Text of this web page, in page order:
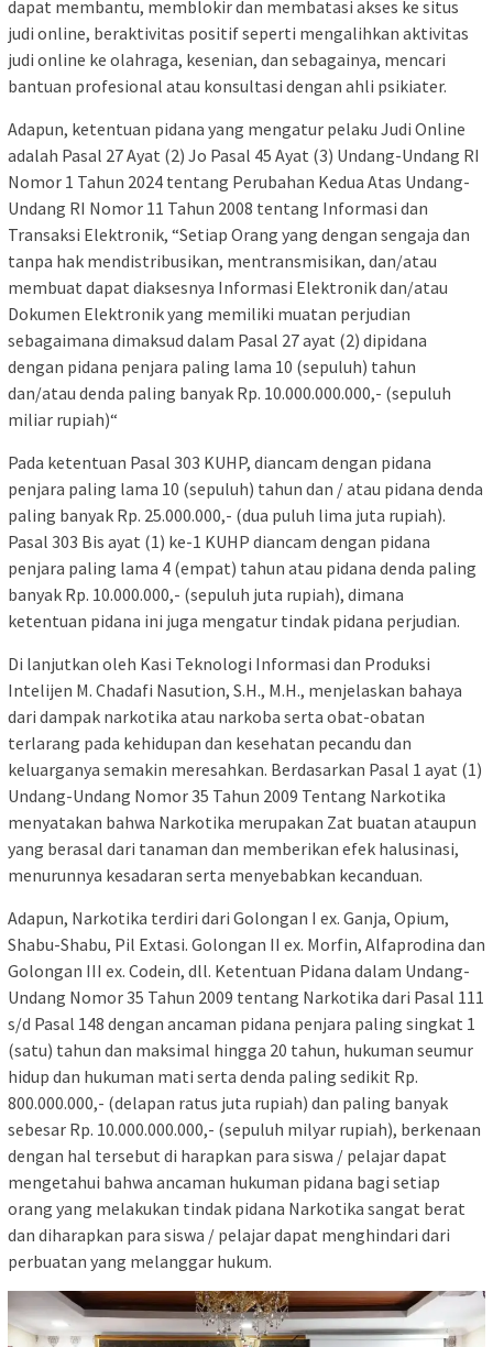
dapat membantu, memblokir dan membatasi akses ke situs
judi online, beraktivitas positif seperti mengalihkan aktivitas
judi online ke olahraga, kesenian, dan sebagainya, mencari
bantuan profesional atau konsultasi dengan ahli psikiater.
Adapun, ketentuan pidana yang mengatur pelaku Judi Online
adalah Pasal 27 Ayat (2) Jo Pasal 45 Ayat (3) Undang-Undang RI
Nomor 1 Tahun 2024 tentang Perubahan Kedua Atas Undang-
Undang RI Nomor 11 Tahun 2008 tentang Informasi dan
Transaksi Elektronik, “Setiap Orang yang dengan sengaja dan
tanpa hak mendistribusikan, mentransmisikan, dan/atau
membuat dapat diaksesnya Informasi Elektronik dan/atau
Dokumen Elektronik yang memiliki muatan perjudian
sebagaimana dimaksud dalam Pasal 27 ayat (2) dipidana
dengan pidana penjara paling lama 10 (sepuluh) tahun
dan/atau denda paling banyak Rp. 10.000.000.000,- (sepuluh
miliar rupiah)“
Pada ketentuan Pasal 303 KUHP, diancam dengan pidana
penjara paling lama 10 (sepuluh) tahun dan / atau pidana denda
paling banyak Rp. 25.000.000,- (dua puluh lima juta rupiah).
Pasal 303 Bis ayat (1) ke-1 KUHP diancam dengan pidana
penjara paling lama 4 (empat) tahun atau pidana denda paling
banyak Rp. 10.000.000,- (sepuluh juta rupiah), dimana
ketentuan pidana ini juga mengatur tindak pidana perjudian.
Di lanjutkan oleh Kasi Teknologi Informasi dan Produksi
Intelijen M. Chadafi Nasution, S.H., M.H., menjelaskan bahaya
dari dampak narkotika atau narkoba serta obat-obatan
terlarang pada kehidupan dan kesehatan pecandu dan
keluarganya semakin meresahkan. Berdasarkan Pasal 1 ayat (1)
Undang-Undang Nomor 35 Tahun 2009 Tentang Narkotika
menyatakan bahwa Narkotika merupakan Zat buatan ataupun
yang berasal dari tanaman dan memberikan efek halusinasi,
menurunnya kesadaran serta menyebabkan kecanduan.
Adapun, Narkotika terdiri dari Golongan I ex. Ganja, Opium,
Shabu-Shabu, Pil Extasi. Golongan II ex. Morfin, Alfaprodina dan
Golongan III ex. Codein, dll. Ketentuan Pidana dalam Undang-
Undang Nomor 35 Tahun 2009 tentang Narkotika dari Pasal 111
s/d Pasal 148 dengan ancaman pidana penjara paling singkat 1
(satu) tahun dan maksimal hingga 20 tahun, hukuman seumur
hidup dan hukuman mati serta denda paling sedikit Rp.
800.000.000,- (delapan ratus juta rupiah) dan paling banyak
sebesar Rp. 10.000.000.000,- (sepuluh milyar rupiah), berkenaan
dengan hal tersebut di harapkan para siswa / pelajar dapat
mengetahui bahwa ancaman hukuman pidana bagi setiap
orang yang melakukan tindak pidana Narkotika sangat berat
dan diharapkan para siswa / pelajar dapat menghindari dari
perbuatan yang melanggar hukum.